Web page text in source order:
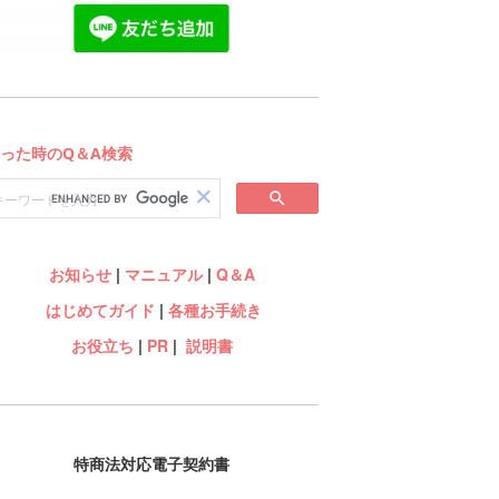
お知らせ| マニュアル| Q＆A
はじめてガイド | 各種お手続き
お役立ち | PR| 説明書
特商法対応電子契約書